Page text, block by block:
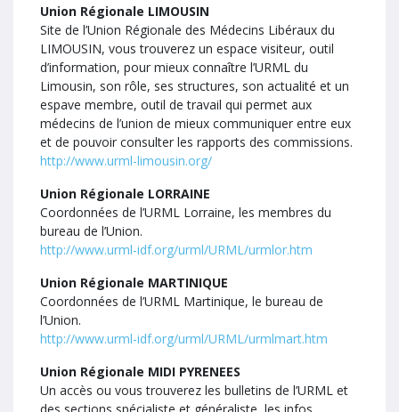
Union Régionale LIMOUSIN
Site de l’Union Régionale des Médecins Libéraux du
LIMOUSIN, vous trouverez un espace visiteur, outil
d’information, pour mieux connaître l’URML du
Limousin, son rôle, ses structures, son actualité et un
espave membre, outil de travail qui permet aux
médecins de l’union de mieux communiquer entre eux
et de pouvoir consulter les rapports des commissions.
http://www.urml-limousin.org/
Union Régionale LORRAINE
Coordonnées de l’URML Lorraine, les membres du
bureau de l’Union.
http://www.urml-idf.org/urml/URML/urmlor.htm
Union Régionale MARTINIQUE
Coordonnées de l’URML Martinique, le bureau de
l’Union.
http://www.urml-idf.org/urml/URML/urmlmart.htm
Union Régionale MIDI PYRENEES
Un accès ou vous trouverez les bulletins de l’URML et